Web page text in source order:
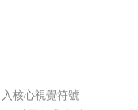
核心視覺符號